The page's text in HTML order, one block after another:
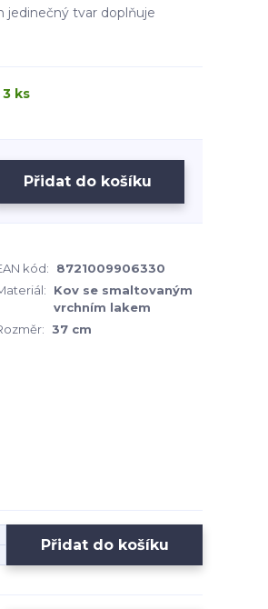
jedinečný tvar doplňuje
ks
Přidat do košíku
kód:
8721009906330
Kov se smaltovaným
vrchním lakem
37 cm
Přidat do košíku